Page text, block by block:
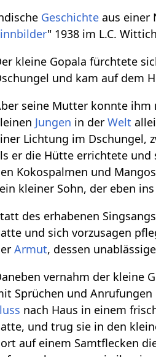
Geschichte aus einer
" 1938 im L.C.
kleine Gopala fürchtete
und kam auf dem
seine Mutter konnte ihm
Jungen in derWelt
Lichtung im Dschungel,
er die Hütte errichtete und
Kokospalmen und
kleiner Sohn, der eben ins
des erhabenen
und sich vorzusagen
Armut, dessen unablässige
vernahm der kleine
Sprüchen und Anrufungen
nach Haus in einem
und trug sie in den
auf einem Samtflecken